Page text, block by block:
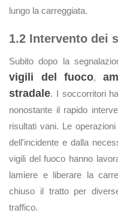
lungo la carreggiata.
1.2 Intervento dei
Subito dopo la
vigili del fuoco,
stradale. I soccorritori
nonostante il rapido
risultati vani. Le
dell'incidente e dalla
vigili del fuoco hanno
lamiere e liberare la
chiuso il tratto per
traffico.